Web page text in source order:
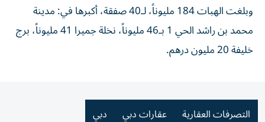
وبلغت الهبات 184 مليوناً، لـ40 صفقة، أكبرها في: مدينة
محمد بن راشد الحي 1 بـ46 مليوناً، نخلة جميرا 41 مليوناً، برج
خليفة 20 مليون درهم.
التصرفات العقارية عقارات دبي دبي